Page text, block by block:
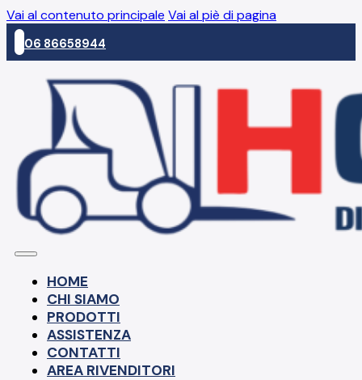
Vai al contenuto principale Vai al piè di pagina
06 86658944
HOME
CHI SIAMO
PRODOTTI
ASSISTENZA
CONTATTI
AREA RIVENDITORI